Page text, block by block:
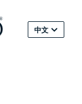
中文